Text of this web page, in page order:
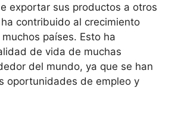
exportar sus productos a otros
contribuido al crecimiento
países. Esto ha
de vida de muchas
del mundo, ya que se han
oportunidades de empleo y